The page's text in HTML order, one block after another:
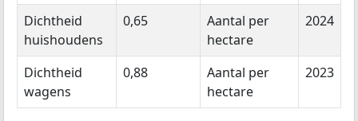
Dichtheid
huishoudens
0,65
Aantal per
hectare
2024
Dichtheid
wagens
0,88
Aantal per
hectare
2023